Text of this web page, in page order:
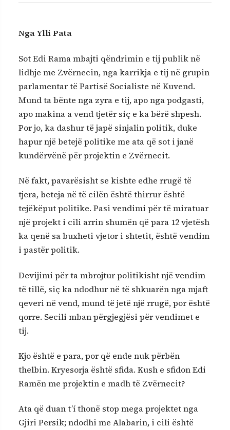
Nga Ylli Pata
Sot Edi Rama mbajti qëndrimin e tij publik në
lidhje me Zvërnecin, nga karrikja e tij në grupin
parlamentar të Partisë Socialiste në Kuvend.
Mund ta bënte nga zyra e tij, apo nga podgasti,
apo makina a vend tjetër siç e ka bërë shpesh.
Por jo, ka dashur të japë sinjalin politik, duke
hapur një betejë politike me ata që sot i janë
kundërvënë për projektin e Zvërnecit.
Në fakt, pavarësisht se kishte edhe rrugë të
tjera, beteja në të cilën është thirrur është
tejëkëput politike. Pasi vendimi për të miratuar
një projekt i cili arrin shumën që para 12 vjetësh
ka qenë sa buxheti vjetor i shtetit, është vendim
i pastër politik.
Devijimi për ta mbrojtur politikisht një vendim
të tillë, siç ka ndodhur në të shkuarën nga mjaft
qeveri në vend, mund të jetë një rrugë, por është
qorre. Secili mban përgjegjësi për vendimet e
tij.
Kjo është e para, por që ende nuk përbën
thelbin. Kryesorja është sfida. Kush e sfidon Edi
Ramën me projektin e madh të Zvërnecit?
Ata që duan t’í thonë stop mega projektet nga
Gjiri Persik; ndodhi me Alabarin, i cili është